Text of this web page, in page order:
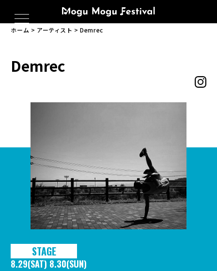
ホーム アーティスト Demrec
Demrec
STAGE
8.29(SAT) 8.30(SUN)